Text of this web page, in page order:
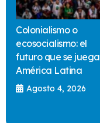
Colonialismo o
ecosocialismo: el
futuro que se juega
América Latina
Agosto 4, 2026